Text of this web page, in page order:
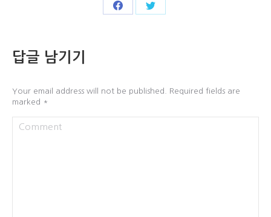
답글 남기기
Your email address will not be published. Required fields are
marked
*
Comment